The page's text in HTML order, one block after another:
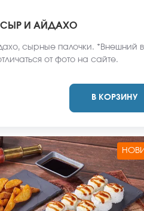
И АЙДАХО
сырные палочки. *Внешний
от фото на сайте.
В КОРЗИНУ